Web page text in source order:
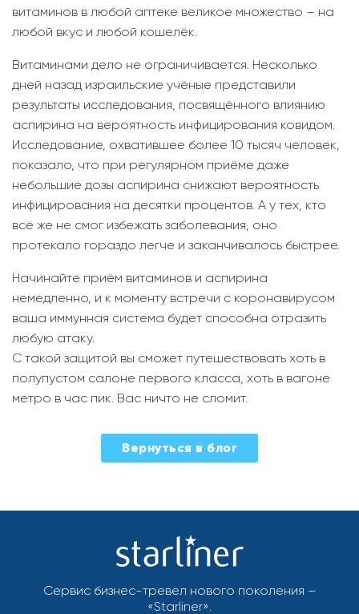
витаминов в любой аптеке великое множество – на
любой вкус и любой кошелёк.
Витаминами дело не ограничивается. Несколько
дней назад израильские учёные представили
результаты исследования, посвящённого влиянию
аспирина на вероятность инфицирования ковидом.
Исследование, охватившее более 10 тысяч человек,
показало, что при регулярном приёме даже
небольшие дозы аспирина снижают вероятность
инфицирования на десятки процентов. А у тех, кто
всё же не смог избежать заболевания, оно
протекало гораздо легче и заканчивалось быстрее.
Начинайте приём витаминов и аспирина
немедленно, и к моменту встречи с коронавирусом
ваша иммунная система будет способна отразить
любую атаку.
С такой защитой вы сможет путешествовать хоть в
полупустом салоне первого класса, хоть в вагоне
метро в час пик. Вас ничто не сломит.
Вернуться в блог
Сервис бизнес-тревел нового поколения –
«Starliner».